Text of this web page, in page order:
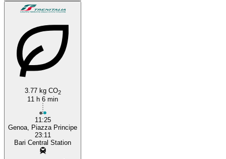
3.77 kg CO2
11 h 6 min
11:25
Genoa, Piazza Principe
23:11
Bari Central Station